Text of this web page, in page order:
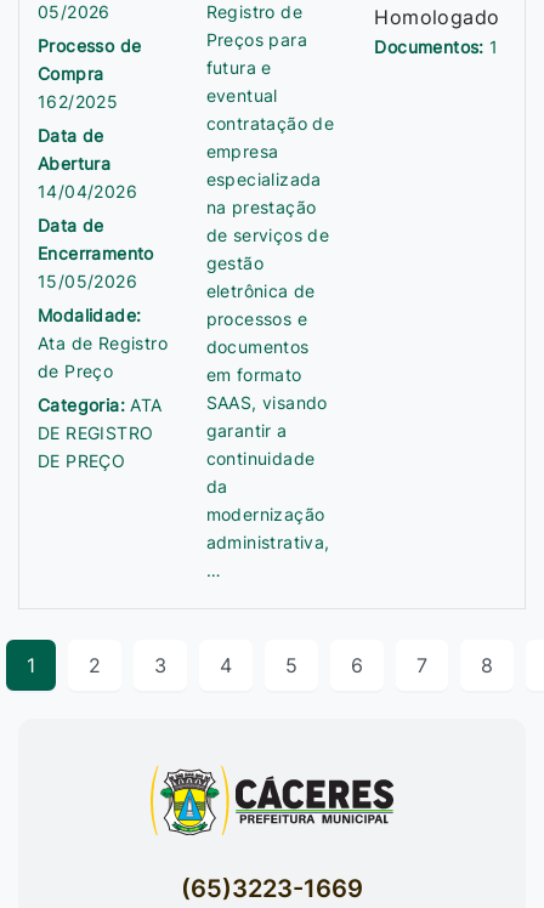
05/2026
Processo de
Compra
162/2025
Data de
Abertura
14/04/2026
Data de
Encerramento
15/05/2026
Modalidade:
Ata de Registro
de Preço
Categoria:ATA
DE REGISTRO
DE PREÇO
Registro de
Preços para
futura e
eventual
contratação de
empresa
especializada
na prestação
de serviços de
gestão
eletrônica de
processos e
documentos
em formato
SAAS, visando
garantir a
continuidade
da
modernização
administrativa,
…
Homologado
Documentos:1
1 2 3 4 5 6 7 8
(65)3223-1669